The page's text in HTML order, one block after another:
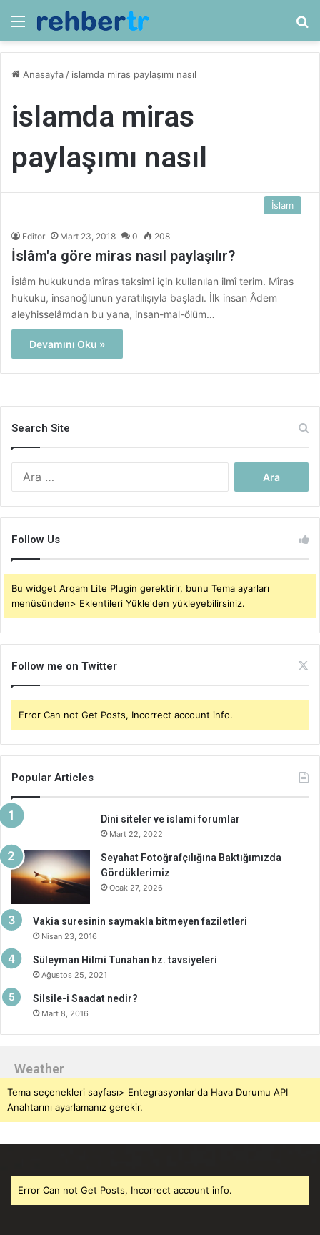
Menü
Anasayfa / islamda miras paylaşımı nasıl
islamda miras
paylaşımı nasıl
İslam
Editor Mart 23, 2018 0 208
İslâm'a göre miras nasıl paylaşılır?
İslâm hukukunda mîras taksimi için kullanılan ilmî terim. Mîras
hukuku, insanoğlunun yaratılışıyla başladı. İlk insan Âdem
aleyhisselâmdan bu yana, insan-mal-ölüm…
Devamını Oku »
Search Site
Follow Us
Bu widget Arqam Lite Plugin gerektirir, bunu Tema ayarları
menüsünden> Eklentileri Yükle'den yükleyebilirsiniz.
Follow me on Twitter
Error Can not Get Posts, Incorrect account info.
Popular Articles
Dini siteler ve islami forumlar
Mart 22, 2022
Seyahat Fotoğrafçılığına Baktığımızda
Gördüklerimiz
Ocak 27, 2026
Vakia suresinin saymakla bitmeyen faziletleri
Nisan 23, 2016
Süleyman Hilmi Tunahan hz. tavsiyeleri
Ağustos 25, 2021
Silsile-i Saadat nedir?
Mart 8, 2016
Weather
Tema seçenekleri sayfası> Entegrasyonlar'da Hava Durumu API
Anahtarını ayarlamanız gerekir.
Error Can not Get Posts, Incorrect account info.